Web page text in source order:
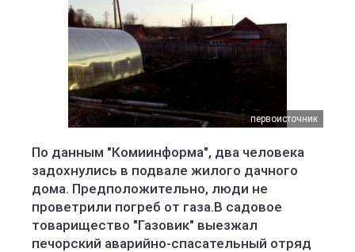
первоисточник
По данным "Комиинформа", два человека
задохнулись в подвале жилого дачного
дома. Предположительно, люди не
проветрили погреб от газа.В садовое
товарищество "Газовик" выезжал
печорский аварийно-спасательный отряд